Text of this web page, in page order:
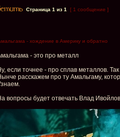
Страница 1 из 1
[ 1 сообщение ]
- хождение в Америку и обратно
- это про металл
если точнее - про сплав металлов.
расскажем про ту Амальгаму,
вопросы будет отвечать Влад